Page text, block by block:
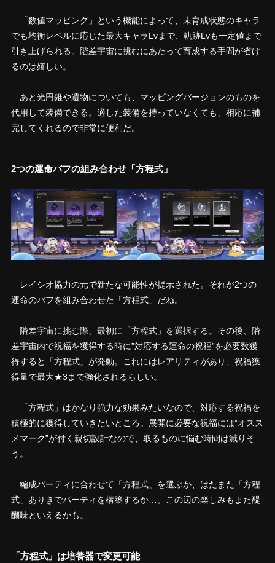
「数値マッピング」という機能によって、未育成状態のキャラ
でも均衡レベルに応じた最大キャラLvまで、軌跡Lvも一定値まで
引き上げられる。階差宇宙に挑むにあたって育成する手間が省け
るのは嬉しい。
あと光円錐や遺物についても、マッピングバージョンのものを
代用して装備できる。適した装備を持っていなくても、相応に補
完してくれるので非常に便利だ。
2つの運命バフの組み合わせ「方程式」
レイシオ協力の元で新たな可能性が提示された。それが2つの
運命のバフを組み合わせた「方程式」だね。
階差宇宙に挑む際、最初に「方程式」を選択する。その後、階
差宇宙内で祝福を獲得する時に”対応する運命の祝福”を必要数獲
得すると「方程式」が発動。これにはレアリティがあり、祝福獲
得量で最大★3まで強化されるらしい。
「方程式」はかなり強力な効果みたいなので、対応する祝福を
積極的に獲得していきたいところ。展開に必要な祝福には”オスス
メマーク”が付く親切設計なので、取るものに悩む時間は減りそ
う。
編成パーティに合わせて「方程式」を選ぶか、はたまた「方程
式」ありきでパーティを構築するか…。この辺の楽しみもまた醍
醐味といえるかも。
「方程式」は培養器で変更可能